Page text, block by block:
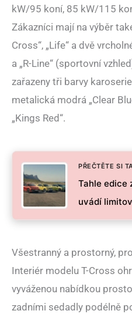
kW/95 koní, 85 kW/115
Zákazníci mají na výběr
Cross“, „Life“ a dvě
a „R-Line“ (sportovní
zařazeny tři barvy
metalická modrá „Clear
„Kings Red“.
PŘEČTĚTE SI
Tahle edice
uvádí
Všestranný a prostorný,
Interiér modelu T-Cross
vyváženou nabídkou
zadními sedadly podélně